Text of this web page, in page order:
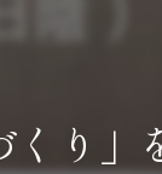
り」